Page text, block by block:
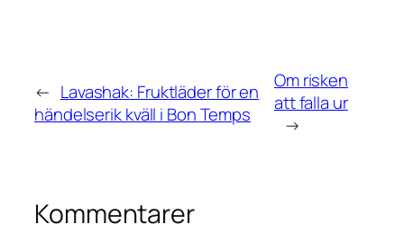
← Lavashak: Fruktläder för en
händelserik kväll i Bon Temps
Om risken
att falla ur
→
Kommentarer